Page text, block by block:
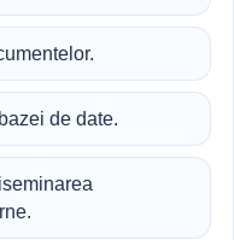
de date.